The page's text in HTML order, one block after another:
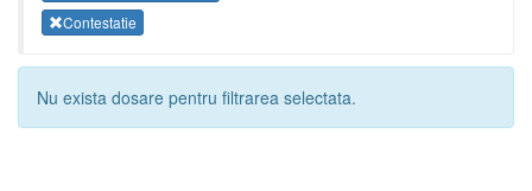
Contestatie
Nu exista dosare pentru filtrarea selectata.